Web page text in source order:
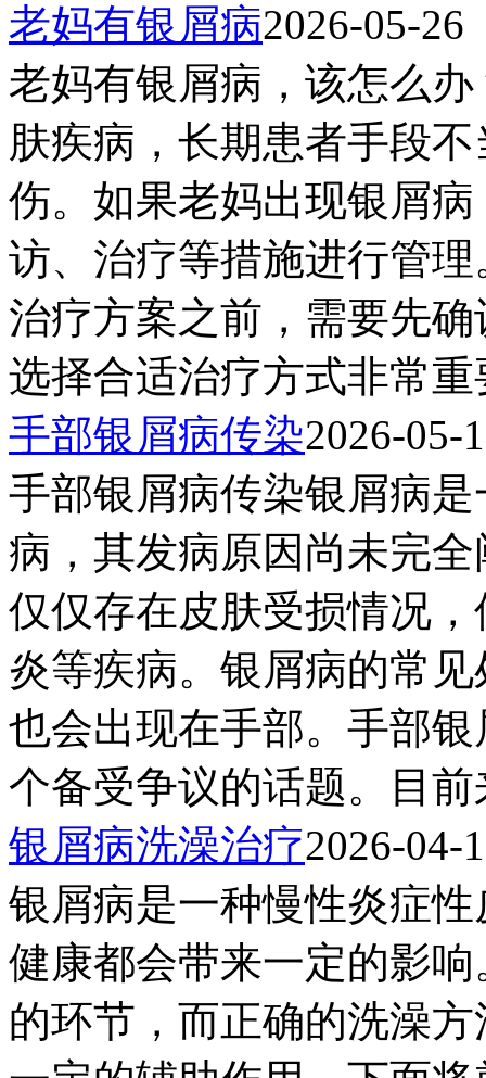
老妈有银屑病2026-05-26
老妈有银屑病，该怎么
肤疾病，长期患者手段
伤。如果老妈出现银屑
访、治疗等措施进行管
治疗方案之前，需要先
选择合适治疗方式非常
手部银屑病传染2026-05-
手部银屑病传染银屑病
病，其发病原因尚未完
仅仅存在皮肤受损情况
炎等疾病。银屑病的常
也会出现在手部。手部
个备受争议的话题。目
银屑病洗澡治疗2026-04-
银屑病是一种慢性炎症
健康都会带来一定的影
的环节，而正确的洗澡